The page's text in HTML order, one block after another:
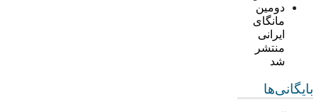
دومین
مانگای
ایرانی
منتشر
شد
بایگانی‌ها